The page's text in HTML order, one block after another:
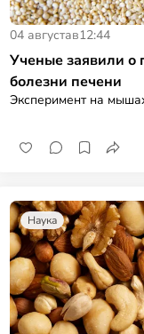
04 августав12:44
Ученые заявили о
болезни печени
Эксперимент на
Наука